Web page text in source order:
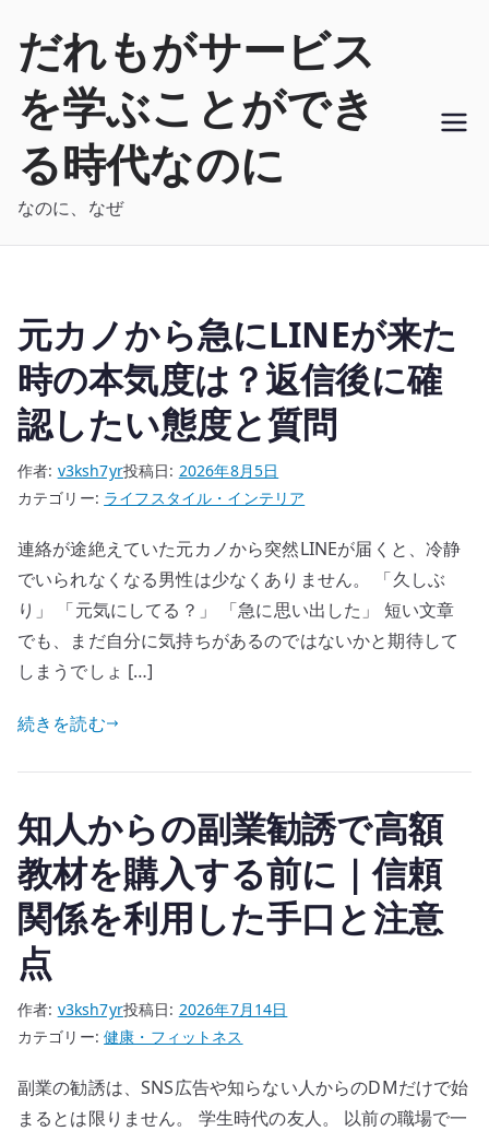
だれもがサービス
を学ぶことができ
る時代なのに
なのに、なぜ
元カノから急にLINEが来た
時の本気度は？返信後に確
認したい態度と質問
作者: v3ksh7yr投稿日: 2026年8月5日
カテゴリー: ライフスタイル・インテリア
連絡が途絶えていた元カノから突然LINEが届くと、冷静
でいられなくなる男性は少なくありません。 「久しぶ
り」 「元気にしてる？」 「急に思い出した」 短い文章
でも、まだ自分に気持ちがあるのではないかと期待して
しまうでしょ […]
続きを読む
知人からの副業勧誘で高額
教材を購入する前に｜信頼
関係を利用した手口と注意
点
作者: v3ksh7yr投稿日: 2026年7月14日
カテゴリー:健康・フィットネス
副業の勧誘は、SNS広告や知らない人からのDMだけで始
まるとは限りません。 学生時代の友人。 以前の職場で一